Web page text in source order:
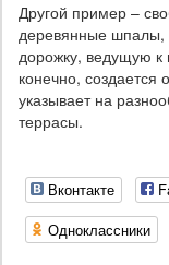
Другой пример –
деревянные шпалы,
дорожку, ведущую к
конечно, создается
указывает на
террасы.
Вконтакте
Одноклассники